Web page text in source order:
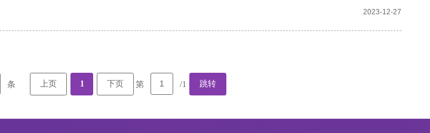
2023-12-27
条 上页 1 下页 第 /1 跳转